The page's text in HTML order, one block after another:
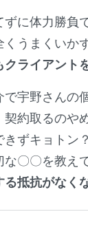
ずに体力勝負
うまくいか
クライアント
宇野さんの
契約取るのや
ずキョトン
〇〇を教え
抵抗がなく